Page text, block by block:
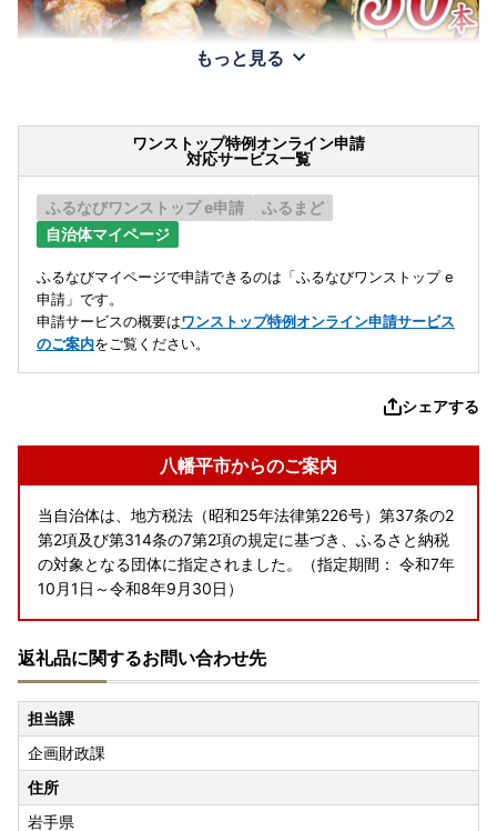
もっと見る
ワンストップ特例オンライン申請
対応サービス一覧
ふるなびワンストップ e申請
ふるまど
自治体マイページ
ふるなびマイページで申請できるのは「ふるなびワンストップ e
申請」です。
申請サービスの概要はワンストップ特例オンライン申請サービス
のご案内をご覧ください。
シェアする
八幡平市からのご案内
当自治体は、地方税法（昭和25年法律第226号）第37条の2
第2項及び第314条の7第2項の規定に基づき、ふるさと納税
の対象となる団体に指定されました。（指定期間： 令和7年
10月1日～令和8年9月30日）
返礼品に関するお問い合わせ先
担当課
企画財政課
住所
岩手県